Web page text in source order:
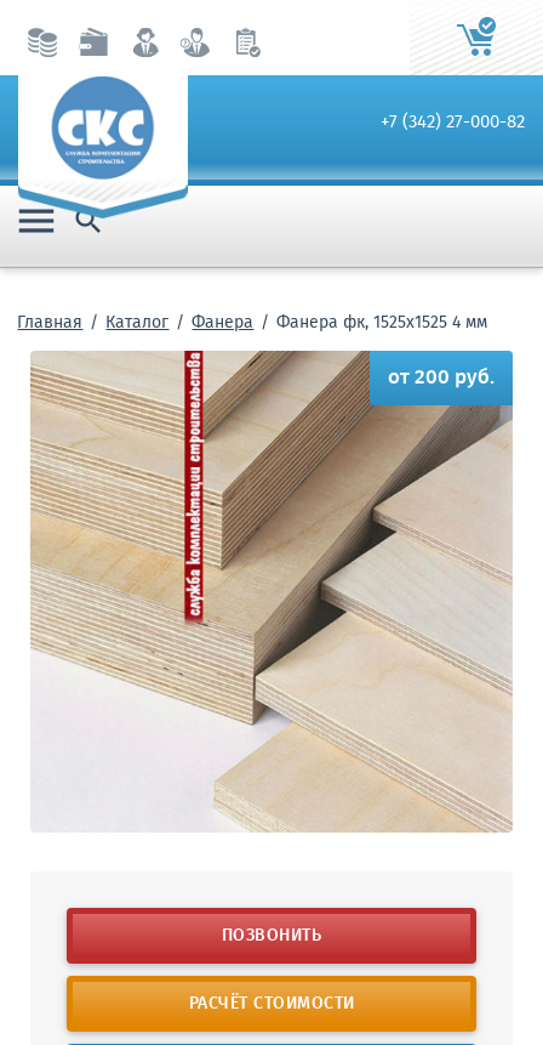
+7 (342) 27-000-82
 
Главная Каталог Фанера Фанера фк, 1525х1525 4 мм
от 200 руб.
ПОЗВОНИТЬ
РАСЧЁТ СТОИМОСТИ